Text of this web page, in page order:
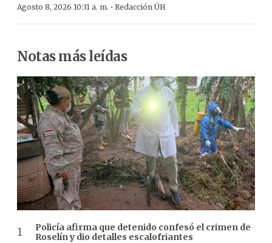
Agosto 8, 2026 10:31 a. m. · Redacción ÚH
Notas más leídas
Policía afirma que detenido confesó el crimen de
Roselín y dio detalles escalofriantes